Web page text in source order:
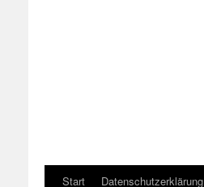
Start Datenschutzerklärung